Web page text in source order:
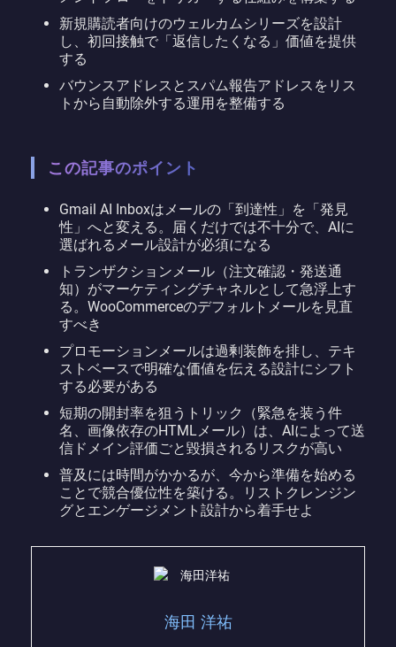
新規購読者向けのウェルカムシリーズを設計
し、初回接触で「返信したくなる」価値を提供
する
バウンスアドレスとスパム報告アドレスをリス
トから自動除外する運用を整備する
この記事のポイント
Gmail AI Inboxはメールの「到達性」を「発見
性」へと変える。届くだけでは不十分で、AIに
選ばれるメール設計が必須になる
トランザクションメール（注文確認・発送通
知）がマーケティングチャネルとして急浮上す
る。WooCommerceのデフォルトメールを見直
すべき
プロモーションメールは過剰装飾を排し、テキ
ストベースで明確な価値を伝える設計にシフト
する必要がある
短期の開封率を狙うトリック（緊急を装う件
名、画像依存のHTMLメール）は、AIによって送
信ドメイン評価ごと毀損されるリスクが高い
普及には時間がかかるが、今から準備を始める
ことで競合優位性を築ける。リストクレンジン
グとエンゲージメント設計から着手せよ
海田 洋祐